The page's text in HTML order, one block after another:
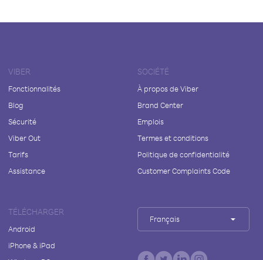
VIBER
Fonctionnalités
Blog
Sécurité
Viber Out
Tarifs
Assistance
SOCIÉTÉ
À propos de Viber
Brand Center
Emplois
Termes et conditions
Politique de confidentialité
Customer Complaints Code
TÉLÉCHARGER
Android
iPhone & iPad
Français